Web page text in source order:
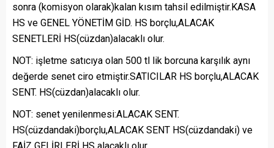
sonra (komisyon olarak)kalan kısım tahsil edilmiştir.KASA
HS ve GENEL YÖNETİM GİD. HS borçlu,ALACAK
SENETLERİ HS(cüzdan)alacaklı olur.
NOT: işletme satıcıya olan 500 tl lik borcuna karşılık aynı
değerde senet ciro etmiştir.SATICILAR HS borçlu,ALACAK
SENT. HS(cüzdan)alacaklı olur.
NOT: senet yenilenmesi:ALACAK SENT.
HS(cüzdandaki)borçlu,ALACAK SENT HS(cüzdandaki) ve
FAİZ GELİRLERİ HS alacaklı olur.